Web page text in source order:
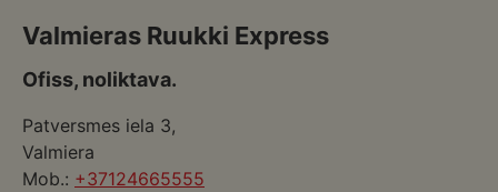
Valmieras Ruukki Express
Ofiss, noliktava.
Patversmes iela 3,
Valmiera
Mob.: +37124665555